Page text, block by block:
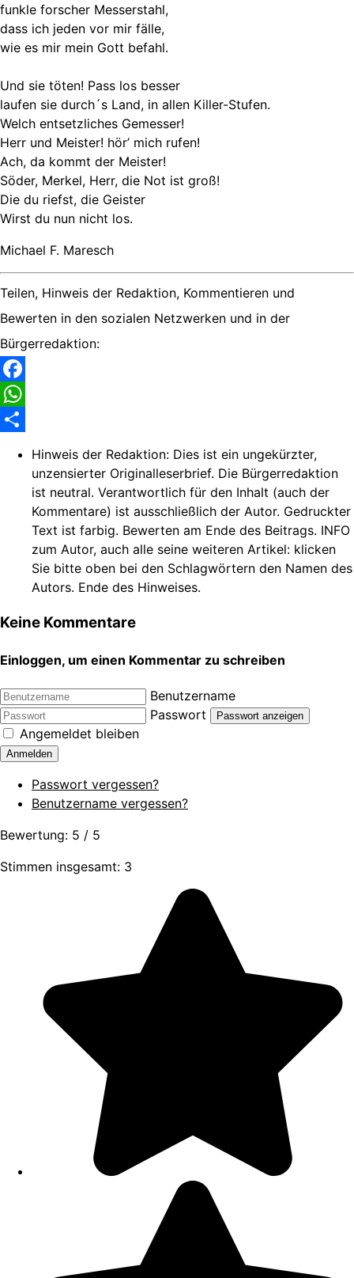
funkle forscher Messerstahl,
dass ich jeden vor mir fälle,
wie es mir mein Gott befahl.
Und sie töten! Pass los besser
laufen sie durch´s Land, in allen Killer-Stufen.
Welch entsetzliches Gemesser!
Herr und Meister! hör’ mich rufen!
Ach, da kommt der Meister!
Söder, Merkel, Herr, die Not ist groß!
Die du riefst, die Geister
Wirst du nun nicht los.
Michael F. Maresch
Teilen, Hinweis der Redaktion, Kommentieren und
Bewerten in den sozialen Netzwerken und in der
Bürgerredaktion:
Facebook
WhatsApp
Hinweis der Redaktion: Dies ist ein ungekürzter,
unzensierter Originalleserbrief. Die Bürgerredaktion
ist neutral. Verantwortlich für den Inhalt (auch der
Kommentare) ist ausschließlich der Autor. Gedruckter
Text ist farbig. Bewerten am Ende des Beitrags. INFO
zum Autor, auch alle seine weiteren Artikel: klicken
Sie bitte oben bei den Schlagwörtern den Namen des
Autors. Ende des Hinweises.
Keine Kommentare
Einloggen, um einen Kommentar zu schreiben
Benutzername
Passwort
Passwort anzeigen
Angemeldet bleiben
Anmelden
Passwort vergessen?
Benutzername vergessen?
Bewertung: 5 / 5
Stimmen insgesamt: 3